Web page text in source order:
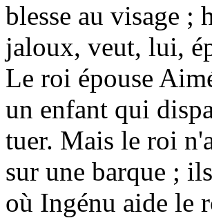
blesse au visage ;
jaloux, veut, lui,
Le roi épouse
un enfant qui
tuer. Mais le roi
sur une barque ;
où Ingénu aide le